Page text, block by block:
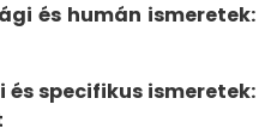
és hu­mán is­me­re­tek:
és specifikus ismeretek: